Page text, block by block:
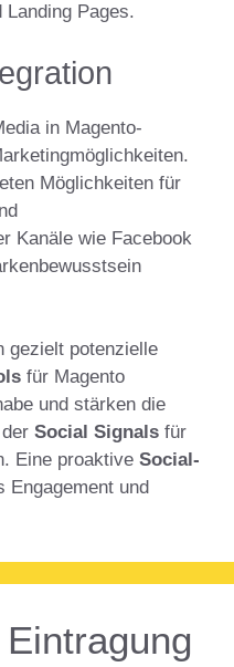
Landing Pages.
in Magento-
Möglichkeiten für
Kanäle wie Facebook
gezielt potenzielle
für Magento
und stärken die
Social Signals für
Eine proaktive Social-
Engagement und